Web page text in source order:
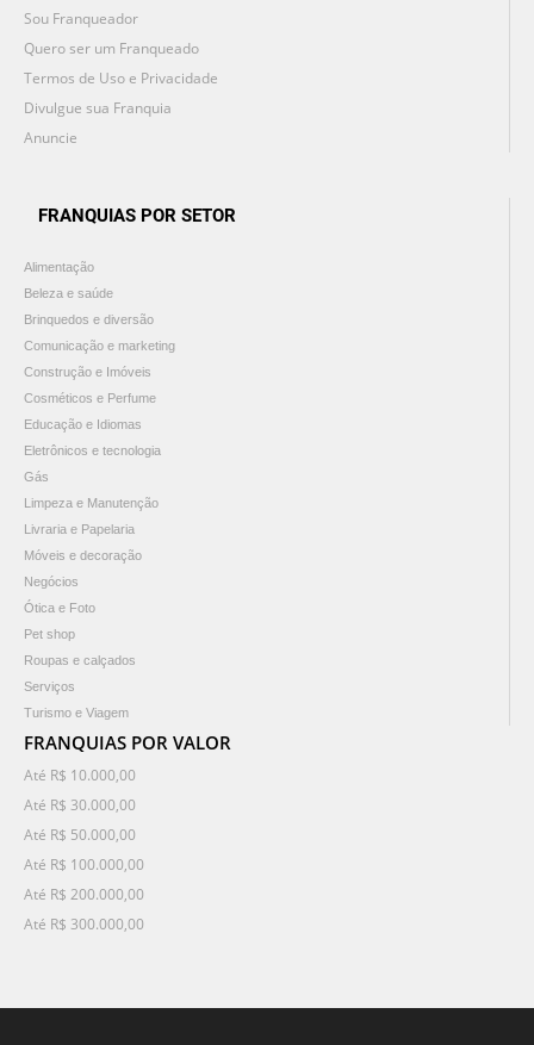
Sou Franqueador
Quero ser um Franqueado
Termos de Uso e Privacidade
Divulgue sua Franquia
Anuncie
FRANQUIAS POR SETOR
Alimentação
Beleza e saúde
Brinquedos e diversão
Comunicação e marketing
Construção e Imóveis
Cosméticos e Perfume
Educação e Idiomas
Eletrônicos e tecnologia
Gás
Limpeza e Manutenção
Livraria e Papelaria
Móveis e decoração
Negócios
Ótica e Foto
Pet shop
Roupas e calçados
Serviços
Turismo e Viagem
FRANQUIAS POR VALOR
Até R$ 10.000,00
Até R$ 30.000,00
Até R$ 50.000,00
Até R$ 100.000,00
Até R$ 200.000,00
Até R$ 300.000,00